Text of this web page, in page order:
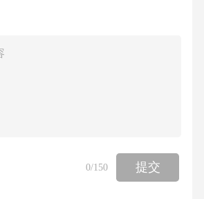
在言行一致、信守承诺的基
主动告知领导并协助补救，体
上与诚信原则相悖。故选B。7．
振兴战略中，提出要大力发展
0/150 提交